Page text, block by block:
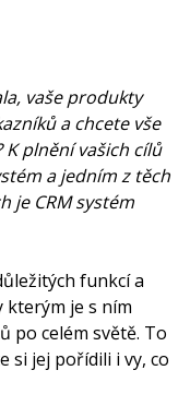
vaše produkty
a chcete vše
plnění vašich cílů
a jedním z těch
je CRM systém
funkcí a
kterým je s ním
po celém světě. To
si jej pořídili i vy, co